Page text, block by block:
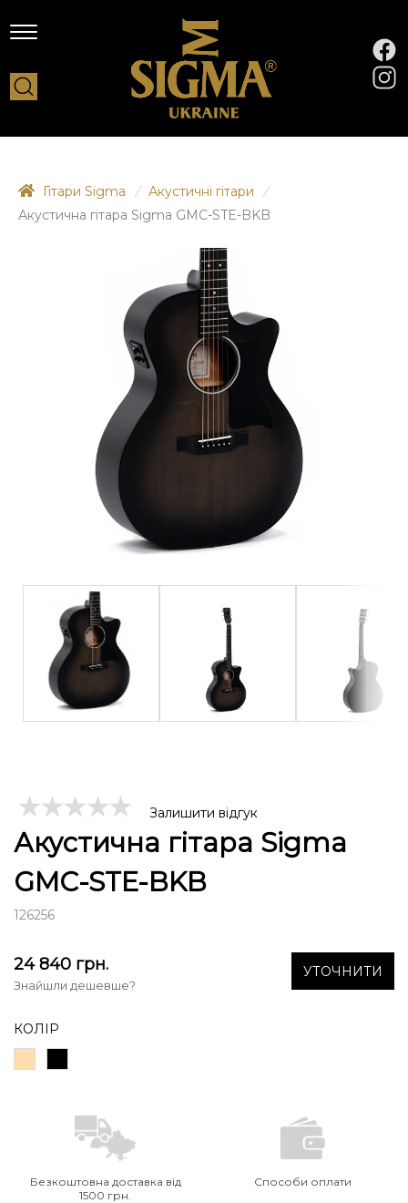
Гітари Sigma / Акустичні гітари
/
Акустична гітара Sigma GMC-STE-BKB
Залишити відгук
Акустична гітара Sigma
GMC-STE-BKB
126256
24 840 грн.
Знайшли дешевше?
УТОЧНИТИ
КОЛІР
Безкоштовна доставка від
1500 грн.
Способи оплати